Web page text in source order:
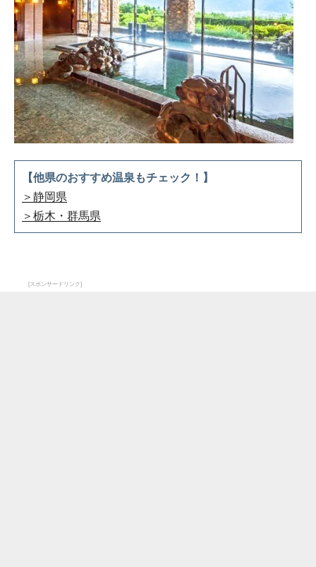
【他県のおすすめ温泉もチェック！】
＞静岡県
＞栃木・群馬県
[スポンサードリンク]